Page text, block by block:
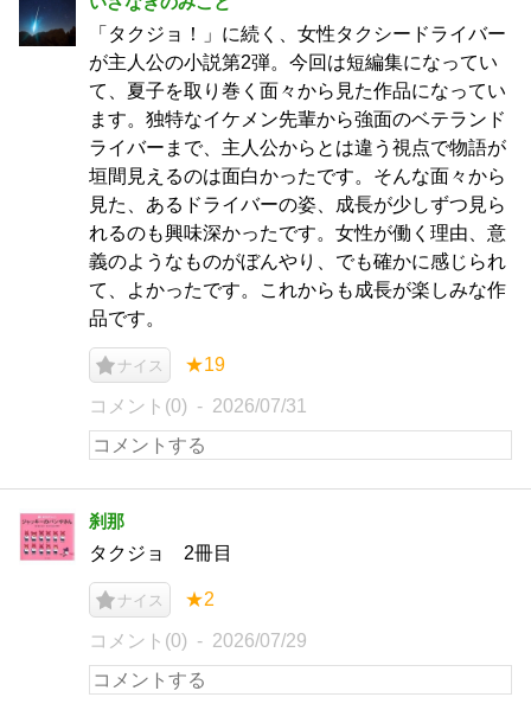
「タクジョ！」に続く、女性タクシードライバー
が主人公の小説第2弾。今回は短編集になってい
て、夏子を取り巻く面々から見た作品になってい
ます。独特なイケメン先輩から強面のベテランド
ライバーまで、主人公からとは違う視点で物語が
垣間見えるのは面白かったです。そんな面々から
見た、あるドライバーの姿、成長が少しずつ見ら
れるのも興味深かったです。女性が働く理由、意
義のようなものがぼんやり、でも確かに感じられ
て、よかったです。これからも成長が楽しみな作
品です。
ナイス ★19
コメント(0) 2026/07/31
刹那
タクジョ 2冊目
ナイス ★2
コメント(0) 2026/07/29